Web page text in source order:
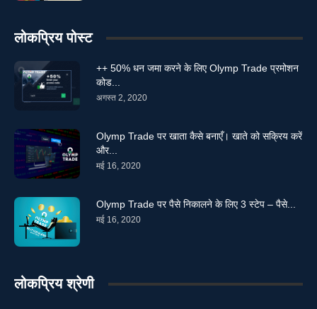
लोकप्रिय पोस्ट
++ 50% धन जमा करने के लिए Olymp Trade प्रमोशन
कोड...
अगस्त 2, 2020
Olymp Trade पर खाता कैसे बनाएँ। खाते को सक्रिय करें
और...
मई 16, 2020
Olymp Trade पर पैसे निकालने के लिए 3 स्टेप – पैसे...
मई 16, 2020
लोकप्रिय श्रेणी